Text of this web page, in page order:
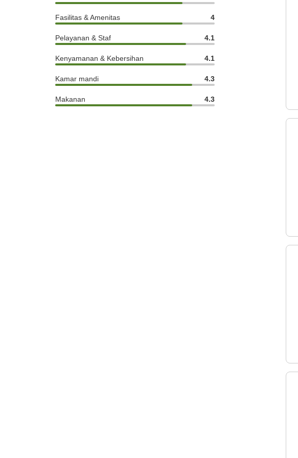
Fasilitas & Amenitas 4
Pelayanan & Staf 4.1
Kenyamanan & Kebersihan 4.1
Kamar mandi 4.3
Makanan 4.3